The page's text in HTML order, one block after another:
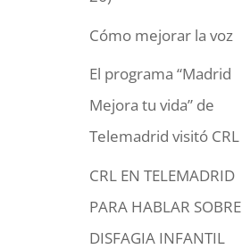
Cómo mejorar la voz
El programa “Madrid
Mejora tu vida” de
Telemadrid visitó CRL
CRL EN TELEMADRID
PARA HABLAR SOBRE
DISFAGIA INFANTIL